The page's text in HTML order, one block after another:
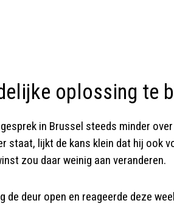
oplossing te
in Brussel steeds minder
staat, lijkt de kans klein dat hij ook
zou daar weinig aan veranderen.
de deur open en reageerde deze